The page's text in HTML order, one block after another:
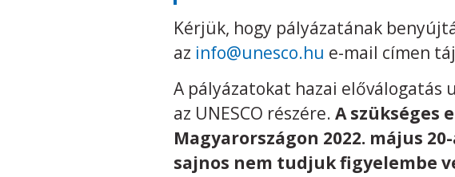
Kérjük, hogy pályázatának
az info@unesco.hu e-mail címen
A pályázatokat hazai előválogatás
az UNESCO részére. A szükséges
Magyarországon 2022. május
sajnos nem tudjuk figyelembe